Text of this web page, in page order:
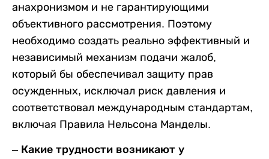
анахронизмом и не гарантирующими
объективного рассмотрения. Поэтому
необходимо создать реально эффективный и
независимый механизм подачи жалоб,
который бы обеспечивал защиту прав
осужденных, исключал риск давления и
соответствовал международным стандартам,
включая Правила Нельсона Манделы.
– Какие трудности возникают у